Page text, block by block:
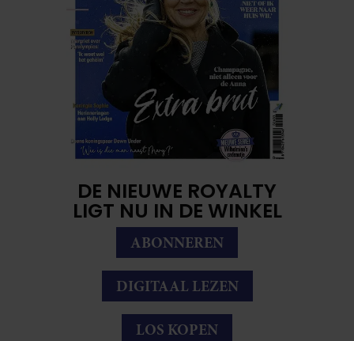
DE NIEUWE ROYALTY
LIGT NU IN DE WINKEL
ABONNEREN
DIGITAAL LEZEN
LOS KOPEN